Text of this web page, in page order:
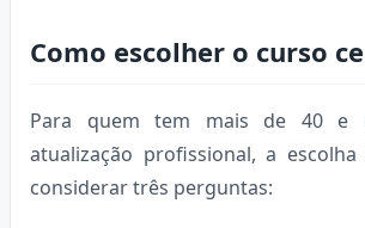
Como escolher o curso
Para quem tem mais de 40 e
atualização profissional, a
considerar três perguntas: